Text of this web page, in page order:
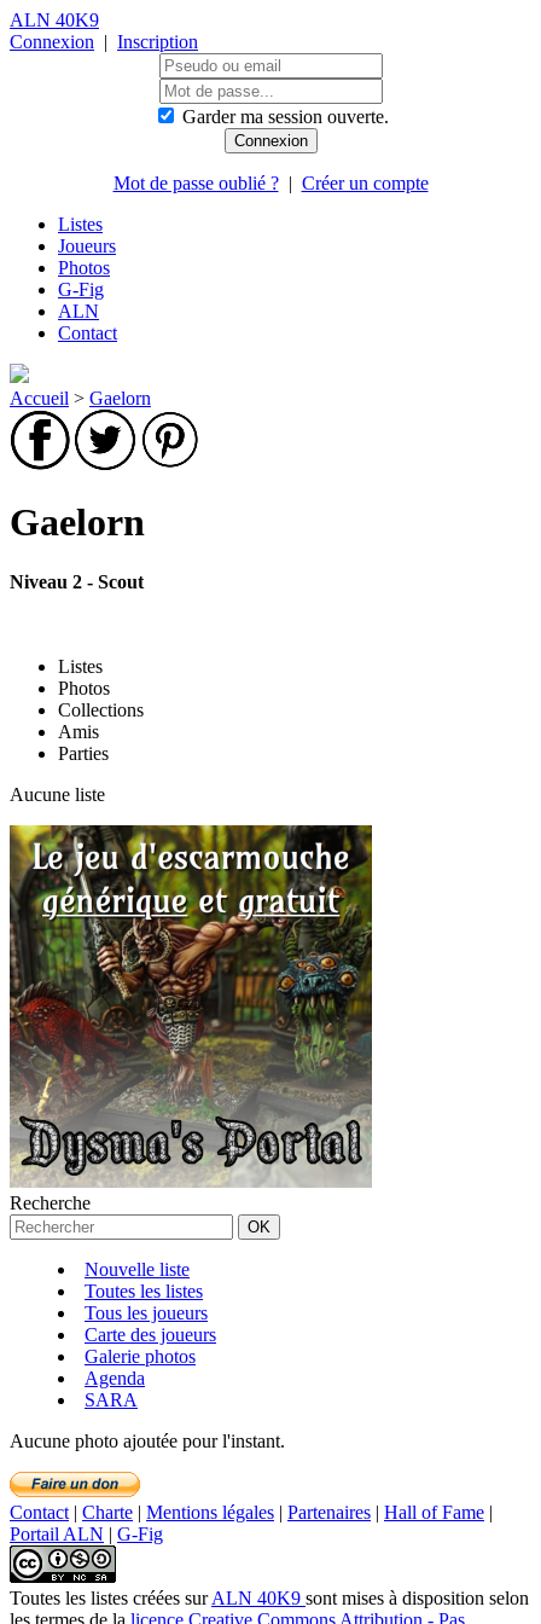
ALN 40K9
Connexion | Inscription
Garder ma session ouverte.
Mot de passe oublié ?| Créer un compte
Listes
Joueurs
Photos
G-Fig
ALN
Contact
Accueil > Gaelorn
Gaelorn
Niveau 2 - Scout
Listes
Photos
Collections
Amis
Parties
Aucune liste
Recherche
Nouvelle liste
Toutes les listes
Tous les joueurs
Carte des joueurs
Galerie photos
Agenda
SARA
Aucune photo ajoutée pour l'instant.
Contact | Charte | Mentions légales | Partenaires | Hall of Fame |
Portail ALN | G-Fig
Toutes les listes créées surALN 40K9 sont mises à disposition selon
les termes de la licence Creative Commons Attribution - Pas